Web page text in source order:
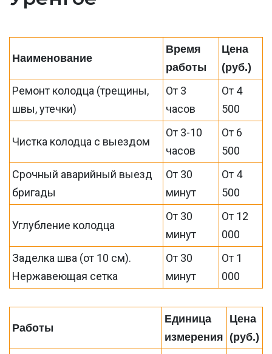
Наименование
Время
работы
Цена
(руб.)
Ремонт колодца (трещины,
швы, утечки)
От 3
часов
От 4
500
Чистка колодца с выездом
От 3-10
часов
От 6
500
Срочный аварийный выезд
бригады
От 30
минут
От 4
500
Углубление колодца
От 30
минут
От 12
000
Заделка шва (от 10 см).
Нержавеющая сетка
От 30
минут
От 1
000
Работы
Единица
измерения
Цена
(руб.)